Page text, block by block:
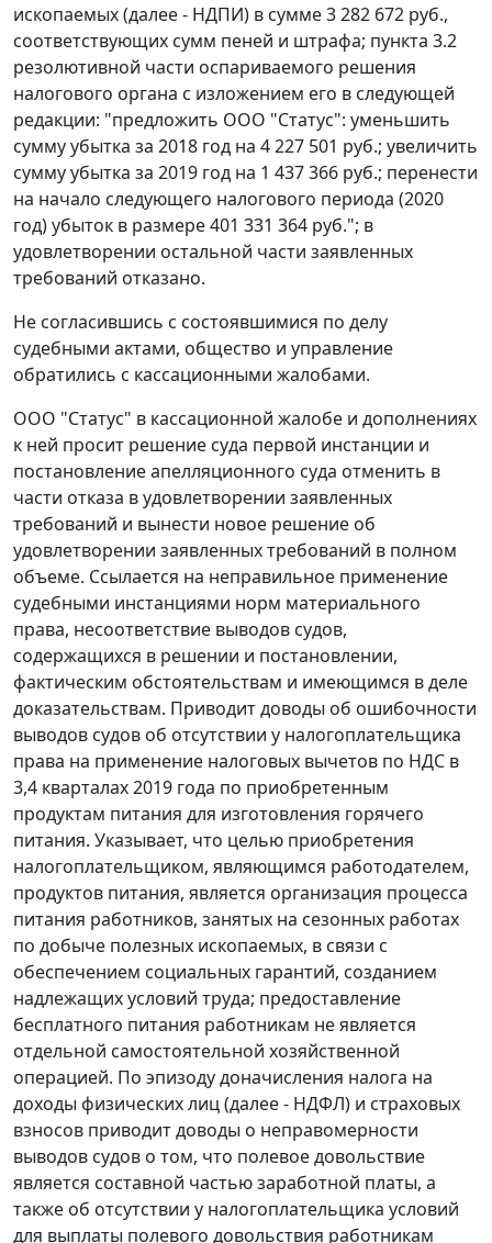
ископаемых (далее - НДПИ) в сумме 3 282 672 руб.,
соответствующих сумм пеней и штрафа; пункта 3.2
резолютивной части оспариваемого решения
налогового органа с изложением его в следующей
редакции: "предложить ООО "Статус": уменьшить
сумму убытка за 2018 год на 4 227 501 руб.; увеличить
сумму убытка за 2019 год на 1 437 366 руб.; перенести
на начало следующего налогового периода (2020
год) убыток в размере 401 331 364 руб."; в
удовлетворении остальной части заявленных
требований отказано.
Не согласившись с состоявшимися по делу
судебными актами, общество и управление
обратились с кассационными жалобами.
ООО "Статус" в кассационной жалобе и дополнениях
к ней просит решение суда первой инстанции и
постановление апелляционного суда отменить в
части отказа в удовлетворении заявленных
требований и вынести новое решение об
удовлетворении заявленных требований в полном
объеме. Ссылается на неправильное применение
судебными инстанциями норм материального
права, несоответствие выводов судов,
содержащихся в решении и постановлении,
фактическим обстоятельствам и имеющимся в деле
доказательствам. Приводит доводы об ошибочности
выводов судов об отсутствии у налогоплательщика
права на применение налоговых вычетов по НДС в
3,4 кварталах 2019 года по приобретенным
продуктам питания для изготовления горячего
питания. Указывает, что целью приобретения
налогоплательщиком, являющимся работодателем,
продуктов питания, является организация процесса
питания работников, занятых на сезонных работах
по добыче полезных ископаемых, в связи с
обеспечением социальных гарантий, созданием
надлежащих условий труда; предоставление
бесплатного питания работникам не является
отдельной самостоятельной хозяйственной
операцией. По эпизоду доначисления налога на
доходы физических лиц (далее - НДФЛ) и страховых
взносов приводит доводы о неправомерности
выводов судов о том, что полевое довольствие
является составной частью заработной платы, а
также об отсутствии у налогоплательщика условий
для выплаты полевого довольствия работникам